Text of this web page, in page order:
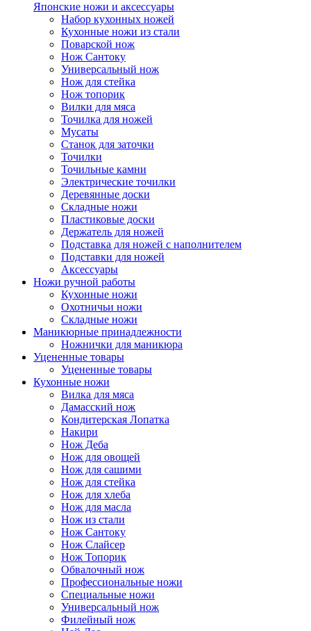
Японские ножи и аксессуары
Набор кухонных ножей
Кухонные ножи из стали
Поварской нож
Нож Сантоку
Универсальный нож
Нож для стейка
Нож топорик
Вилки для мяса
Точилка для ножей
Мусаты
Станок для заточки
Точилки
Точильные камни
Электрические точилки
Деревянные доски
Складные ножи
Пластиковые доски
Держатель для ножей
Подставка для ножей с наполнителем
Подставки для ножей
Аксессуары
Ножи ручной работы
Кухонные ножи
Охотничьи ножи
Складные ножи
Маникюрные принадлежности
Ножнички для маникюра
Уцененные товары
Уцененные товары
Кухонные ножи
Вилка для мяса
Дамасский нож
Кондитерская Лопатка
Накири
Нож Деба
Нож для овощей
Нож для сашими
Нож для стейка
Нож для хлеба
Нож для масла
Нож из стали
Нож Сантоку
Нож Слайсер
Нож Топорик
Обвалочный нож
Профессиональные ножи
Специальные ножи
Универсальный нож
Филейный нож